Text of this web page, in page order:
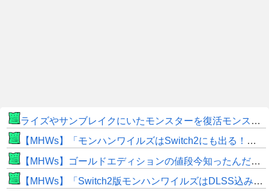
ライズやサンブレイクにいたモンスターを復活モンスターと呼ぶのはやめよう
【MHWs】「モンハンワイルズはSwitch2にも出る！」👈こいつにかけたい言葉ｗｗｗｗｗｗｗｗｗ
【MHWs】ゴールドエディションの値段今知ったんだけどやっっっっっっすwwwww
【MHWs】「Switch2版モンハンワイルズはDLSS込みで最大1440p動作」